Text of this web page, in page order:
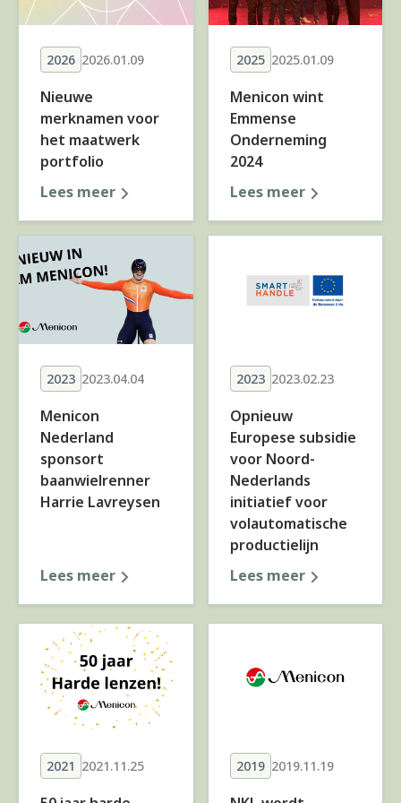
2026 2026.01.09
Nieuwe
merknamen voor
het maatwerk
portfolio
Lees meer
2025 2025.01.09
Menicon wint
Emmense
Onderneming
2024
Lees meer
2023 2023.04.04
Menicon
Nederland
sponsort
baanwielrenner
Harrie Lavreysen
Lees meer
2023 2023.02.23
Opnieuw
Europese subsidie
voor Noord-
Nederlands
initiatief voor
volautomatische
productielijn
Lees meer
2021 2021.11.25 2019 2019.11.19